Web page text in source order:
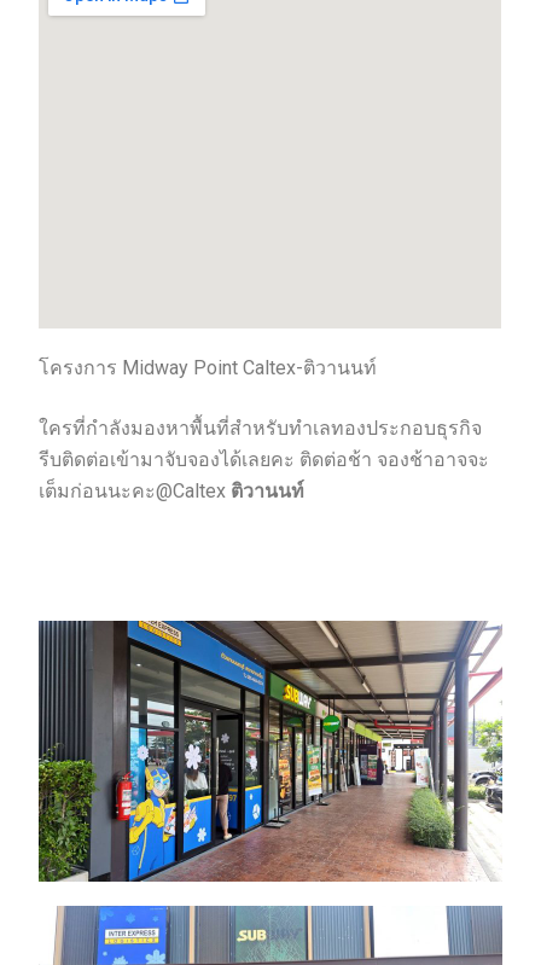
โครงการ Midway Point Caltex-ติวานนท์
ใครที่กำลังมองหาพื้นที่สำหรับทำเลทองประกอบธุรกิจ
รีบติดต่อเข้ามาจับจองได้เลยคะ ติดต่อช้า จองช้าอาจจะ
เต็มก่อนนะคะ@Caltex ติวานนท์